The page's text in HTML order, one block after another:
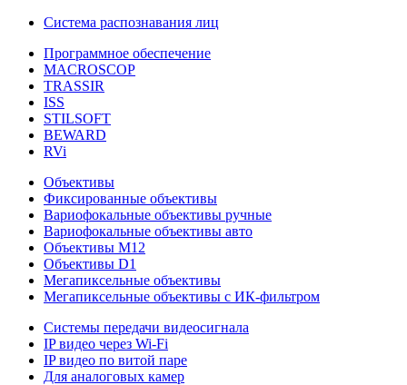
Система распознавания лиц
Программное обеспечение
MACROSCOP
TRASSIR
ISS
STILSOFT
BEWARD
RVi
Объективы
Фиксированные объективы
Вариофокальные объективы ручные
Вариофокальные объективы авто
Объективы М12
Объективы D1
Мегапиксельные объективы
Мегапиксельные объективы с ИК-фильтром
Системы передачи видеосигнала
IP видео через Wi-Fi
IP видео по витой паре
Для аналоговых камер